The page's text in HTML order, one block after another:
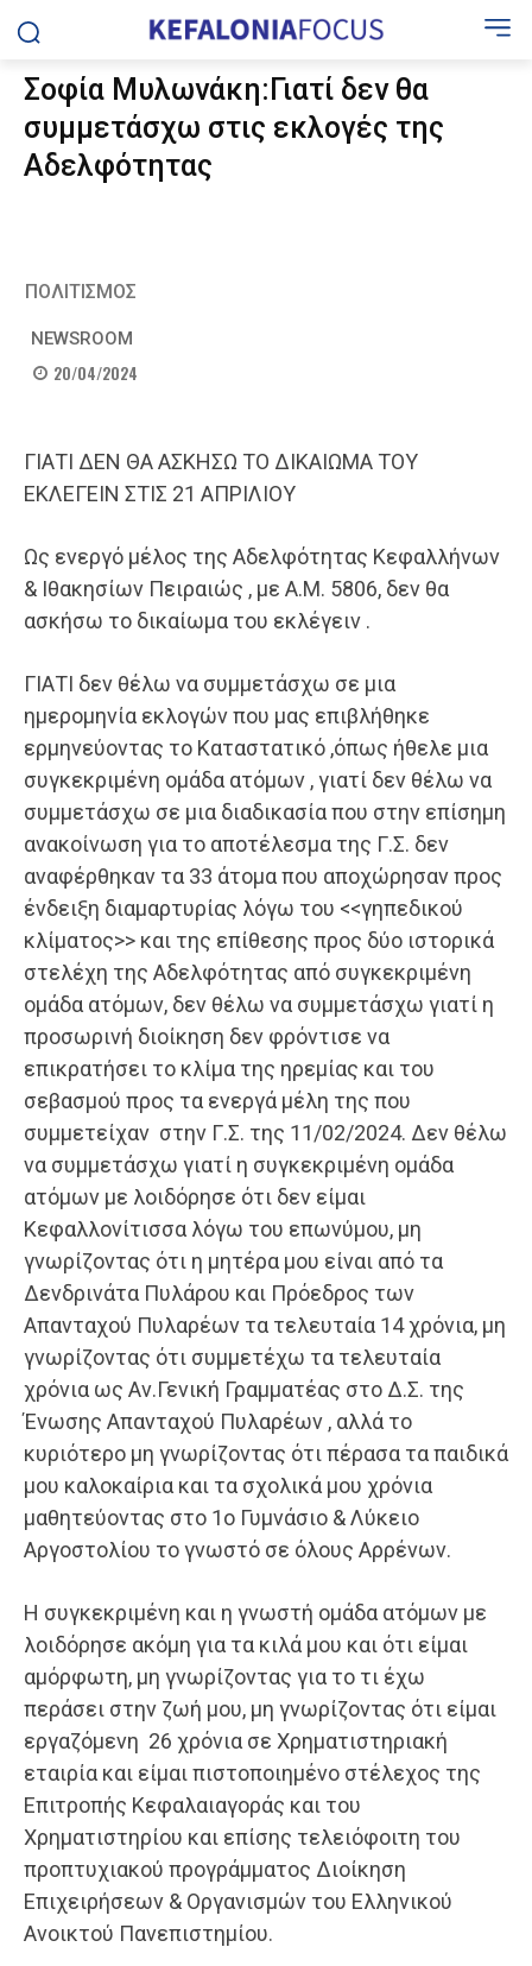
Σοφία Μυλωνάκη:Γιατί δεν θα
συμμετάσχω στις εκλογές της
Αδελφότητας
ΠΟΛΙΤΙΣΜΟΣ
NEWSROOM
20/04/2024
ΓΙΑΤΙ ΔΕΝ ΘΑ ΑΣΚΗΣΩ ΤΟ ΔΙΚΑΙΩΜΑ ΤΟΥ
ΕΚΛΕΓΕΙΝ ΣΤΙΣ 21 ΑΠΡΙΛΙΟΥ
Ως ενεργό μέλος της Αδελφότητας Κεφαλλήνων
& Ιθακησίων Πειραιώς , με Α.Μ. 5806, δεν θα
ασκήσω το δικαίωμα του εκλέγειν .
ΓΙΑΤΙ δεν θέλω να συμμετάσχω σε μια
ημερομηνία εκλογών που μας επιβλήθηκε
ερμηνεύοντας το Καταστατικό ,όπως ήθελε μια
συγκεκριμένη ομάδα ατόμων , γιατί δεν θέλω να
συμμετάσχω σε μια διαδικασία που στην επίσημη
ανακοίνωση για το αποτέλεσμα της Γ.Σ. δεν
αναφέρθηκαν τα 33 άτομα που αποχώρησαν προς
ένδειξη διαμαρτυρίας λόγω του <<γηπεδικού
κλίματος>> και της επίθεσης προς δύο ιστορικά
στελέχη της Αδελφότητας από συγκεκριμένη
ομάδα ατόμων, δεν θέλω να συμμετάσχω γιατί η
προσωρινή διοίκηση δεν φρόντισε να
επικρατήσει το κλίμα της ηρεμίας και του
σεβασμού προς τα ενεργά μέλη της που
συμμετείχαν στην Γ.Σ. της 11/02/2024. Δεν θέλω
να συμμετάσχω γιατί η συγκεκριμένη ομάδα
ατόμων με λοιδόρησε ότι δεν είμαι
Κεφαλλονίτισσα λόγω του επωνύμου, μη
γνωρίζοντας ότι η μητέρα μου είναι από τα
Δενδρινάτα Πυλάρου και Πρόεδρος των
Απανταχού Πυλαρέων τα τελευταία 14 χρόνια, μη
γνωρίζοντας ότι συμμετέχω τα τελευταία
χρόνια ως Αν.Γενική Γραμματέας στο Δ.Σ. της
Ένωσης Απανταχού Πυλαρέων , αλλά το
κυριότερο μη γνωρίζοντας ότι πέρασα τα παιδικά
μου καλοκαίρια και τα σχολικά μου χρόνια
μαθητεύοντας στο 1ο Γυμνάσιο & Λύκειο
Αργοστολίου το γνωστό σε όλους Αρρένων.
Η συγκεκριμένη και η γνωστή ομάδα ατόμων με
λοιδόρησε ακόμη για τα κιλά μου και ότι είμαι
αμόρφωτη, μη γνωρίζοντας για το τι έχω
περάσει στην ζωή μου, μη γνωρίζοντας ότι είμαι
εργαζόμενη 26 χρόνια σε Χρηματιστηριακή
εταιρία και είμαι πιστοποιημένο στέλεχος της
Επιτροπής Κεφαλαιαγοράς και του
Χρηματιστηρίου και επίσης τελειόφοιτη του
προπτυχιακού προγράμματος Διοίκηση
Επιχειρήσεων & Οργανισμών του Ελληνικού
Ανοικτού Πανεπιστημίου.